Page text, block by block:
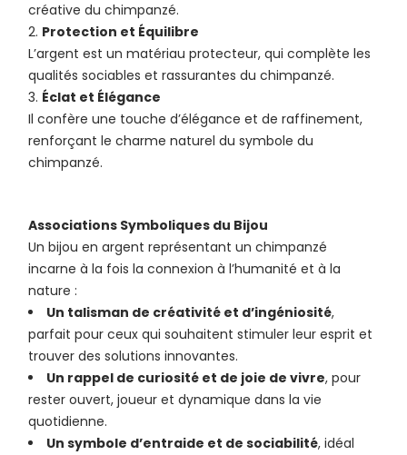
créative du chimpanzé.
Protection et Équilibre
L’argent est un matériau protecteur, qui complète les
qualités sociables et rassurantes du chimpanzé.
Éclat et Élégance
Il confère une touche d’élégance et de raffinement,
renforçant le charme naturel du symbole du
chimpanzé.
Associations Symboliques du Bijou
Un bijou en argent représentant un chimpanzé
incarne à la fois la connexion à l’humanité et à la
nature :
Un talisman de créativité et d’ingéniosité,
parfait pour ceux qui souhaitent stimuler leur esprit et
trouver des solutions innovantes.
Un rappel de curiosité et de joie de vivre, pour
rester ouvert, joueur et dynamique dans la vie
quotidienne.
Un symbole d’entraide et de sociabilité, idéal